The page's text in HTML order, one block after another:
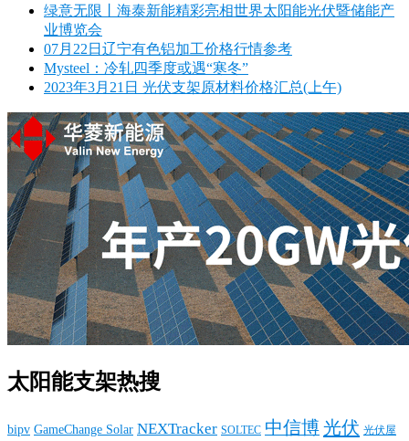
绿意无限丨海泰新能精彩亮相世界太阳能光伏暨储能产
业博览会
07月22日辽宁有色铝加工价格行情参考
Mysteel：冷轧四季度或遇“寒冬”
2023年3月21日 光伏支架原材料价格汇总(上午)
太阳能支架热搜
bipv GameChange Solar NEXTracker SOLTEC 中信博光伏 光伏屋